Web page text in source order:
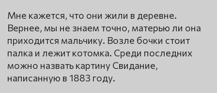
Мне кажется, что они жили в деревне.
Вернее, мы не знаем точно, матерью ли она
приходится мальчику. Возле бочки стоит
палка и лежит котомка. Среди последних
можно назвать картину Свидание,
написанную в 1883 году.